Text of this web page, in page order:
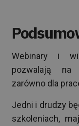
Webinary i
pozwalają na
zarówno dla
Jedni i drudzy
szkoleniach,